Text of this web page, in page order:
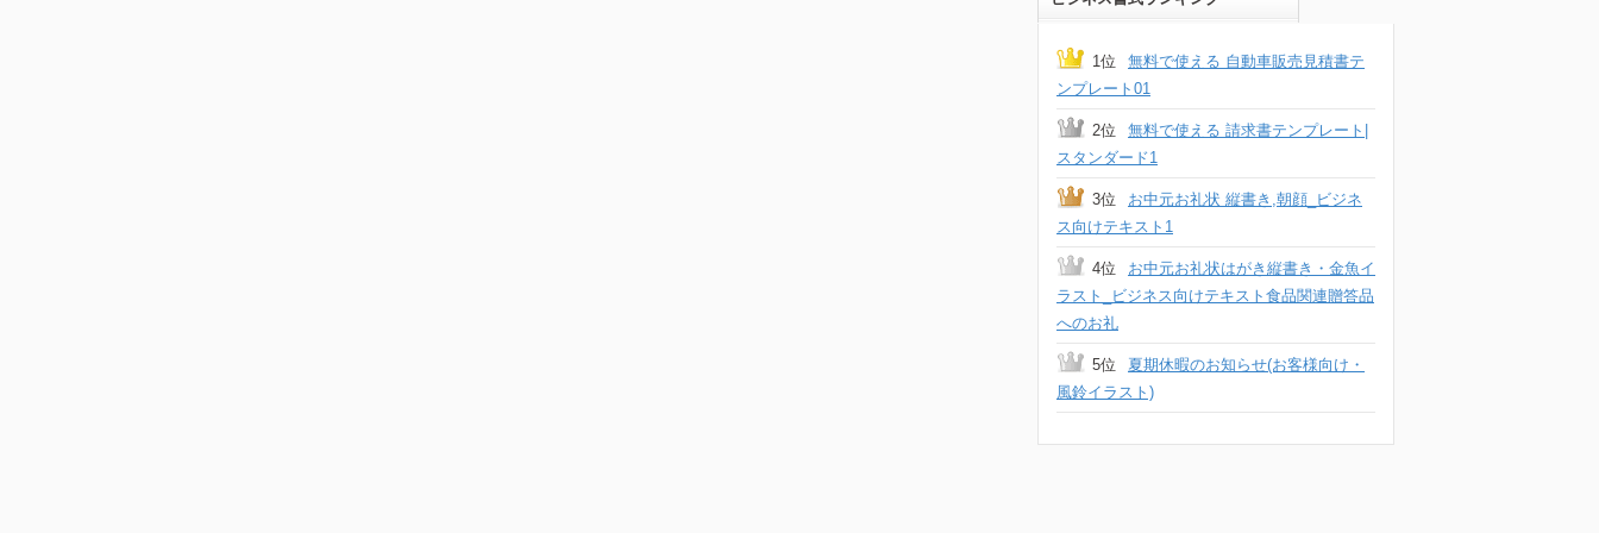
1位
無料で使える 自動車販売見積書テ
ンプレート01
2位
無料で使える 請求書テンプレート|
スタンダード1
3位
お中元お礼状 縦書き,朝顔_ビジネ
ス向けテキスト1
4位
お中元お礼状はがき縦書き・金魚イ
ラスト_ビジネス向けテキスト食品関連贈答品
へのお礼
5位
夏期休暇のお知らせ(お客様向け・
風鈴イラスト)